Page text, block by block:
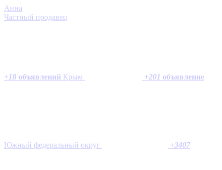
Анна
Частный продавец
+18 объявлений Крым +201 объявление
Южный федеральный округ +3407